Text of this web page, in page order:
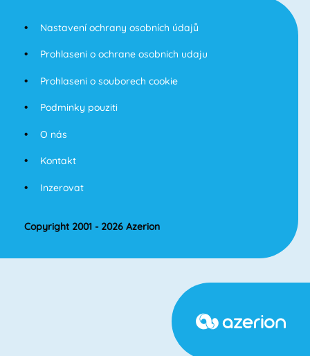
Nastavení ochrany osobních údajů
Prohlaseni o ochrane osobnich udaju
Prohlaseni o souborech cookie
Podminky pouziti
O nás
Kontakt
Inzerovat
Copyright 2001 - 2026 Azerion